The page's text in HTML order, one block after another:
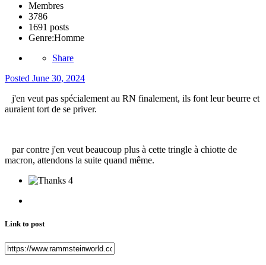
Membres
3786
1691 posts
Genre:Homme
Share
Posted June 30, 2024
j'en veut pas spécialement au RN finalement, ils font leur beurre et
auraient tort de se priver.
par contre j'en veut beaucoup plus à cette tringle à chiotte de
macron, attendons la suite quand même.
4
Link to post